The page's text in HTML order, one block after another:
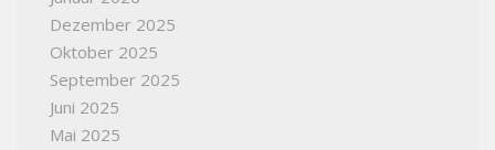
Dezember 2025
Oktober 2025
September 2025
Juni 2025
Mai 2025